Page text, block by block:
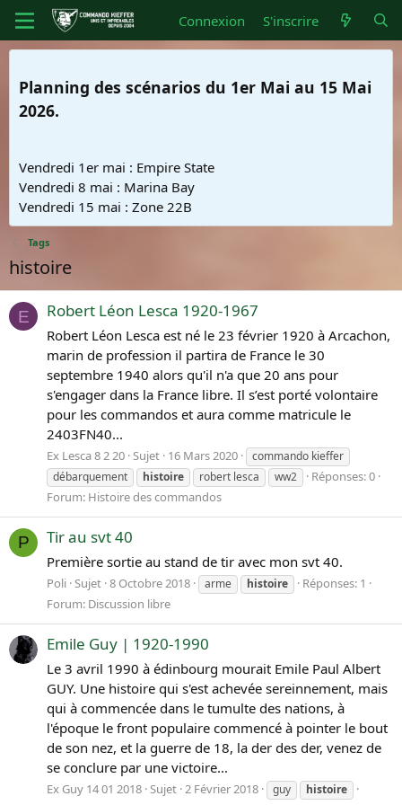
Connexion S'inscrire
Planning des scénarios du 1er Mai au 15 Mai
2026.
Vendredi 1er mai : Empire State
Vendredi 8 mai : Marina Bay
Vendredi 15 mai : Zone 22B
Tags
histoire
E Robert Léon Lesca 1920-1967
Robert Léon Lesca est né le 23 février 1920 à Arcachon,
marin de profession il partira de France le 30
septembre 1940 alors qu'il n'a que 20 ans pour
s'engager dans la France libre. Il s’est porté volontaire
pour les commandos et aura comme matricule le
2403FN40...
Ex Lesca 8 2 20 Sujet 16 Mars 2020
commando kieffer
débarquement
histoire robert lesca ww2
Réponses: 0
Forum: Histoire des commandos
P Tir au svt 40
Première sortie au stand de tir avec mon svt 40.
Poli Sujet 8 Octobre 2018 arme histoire
Réponses: 1
Forum: Discussion libre
Emile Guy | 1920-1990
Le 3 avril 1990 à édinbourg mourait Emile Paul Albert
GUY. Une histoire qui s'est achevée sereinnement, mais
qui à commencée dans le tumulte des nations, à
l'époque le front populaire commencé à pointer le bout
de son nez, et la guerre de 18, la der des der, venez de
se conclure par une victoire...
Ex Guy 14 01 2018 Sujet 2 Février 2018 guy histoire